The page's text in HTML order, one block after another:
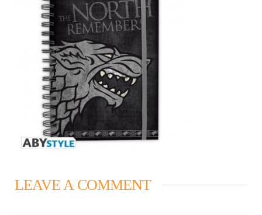
LEAVE A COMMENT